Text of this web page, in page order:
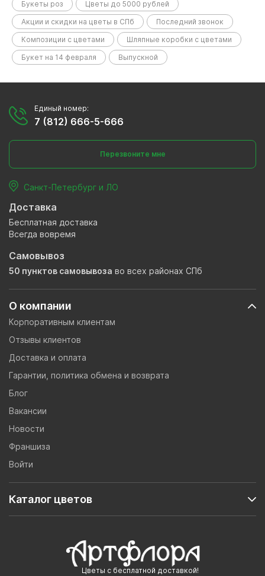
Букеты роз
Цветы до 5000 рублей
Акции и скидки на цветы в СПб
Последний звонок
Композиции с цветами
Шляпные коробки с цветами
Букет на 14 февраля
Выпускной
Цветы с бесплатной доставкой!
О компании
Корпоративным клиентам
Отзывы клиентов
Доставка и оплата
Гарантии, политика обмена и возврата
Блог
Вакансии
Новости
Франшиза
Войти
Каталог цветов
Единый номер:
7 (812) 666-5-666
Перезвоните мне
Санкт-Петербург и ЛО
Доставка
Бесплатная доставка
Всегда вовремя
Самовывоз
50 пунктов самовывоза во всех районах СПб